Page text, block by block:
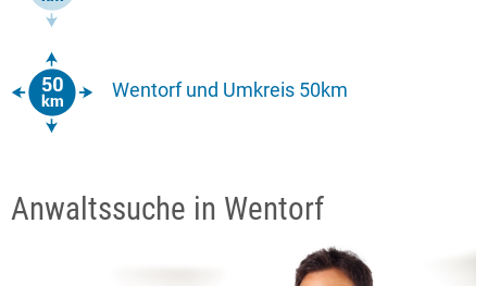
Wentorf und Umkreis 50km
Anwaltssuche in Wentorf